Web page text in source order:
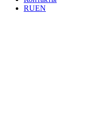
RUEN